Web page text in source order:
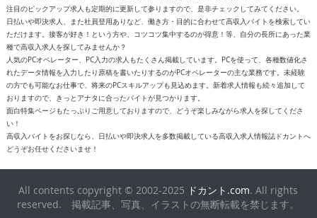
注目のピックアップ求人も定期的に更新して参りますので、是非チェックしてみてください。
日払いや即決求人、また社員登用ありなど、働き方・目的に合わせて高収入バイトを検索してい
ただけます。接客が好き！という方や、コツコツ集中するのが得意！等、自分の長所にあった業
種で高収入求人を探してみませんか？
人気のPCオペレーター、PC入力の求人もたくさん掲載しています。PCを使って、各種数値化さ
れたデータ情報を入力したり原稿を書いたりするのがPCオペレーターの主な業務です。未経験
の方でも可能なお仕事で、将来のPCスキルアップも見込めます。新着求人情報も続々追加して
おりますので、きっとアナタに合ったバイトが見つかります。
面白特集ページもたっぷりご用意しておりますので、どうぞ楽しみながら求人を探してくださ
い！
高収入バイトをお探しなら、日払いや即決求人を多数掲載している高収入求人情報誌ドカントへ
どうぞお任せくださいませ！
All contents copyright © 2002-2025 ドカント.com. All rights
reserved. 掲載記事、写真、イラストの無断転載を禁じます。